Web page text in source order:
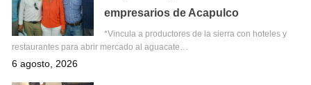
empresarios de Acapulco
*Vincula a productores de la sierra con hoteles y
restaurantes para abrir mercado al aguacate…
6 agosto, 2026